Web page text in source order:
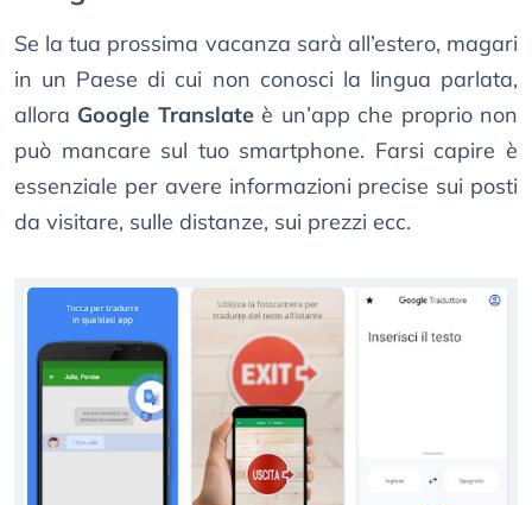
Se la tua prossima vacanza sarà all’estero, magari
in un Paese di cui non conosci la lingua parlata,
allora Google Translateè un’app che proprio non
può mancare sul tuo smartphone. Farsi capire è
essenziale per avere informazioni precise sui posti
da visitare, sulle distanze, sui prezzi ecc.